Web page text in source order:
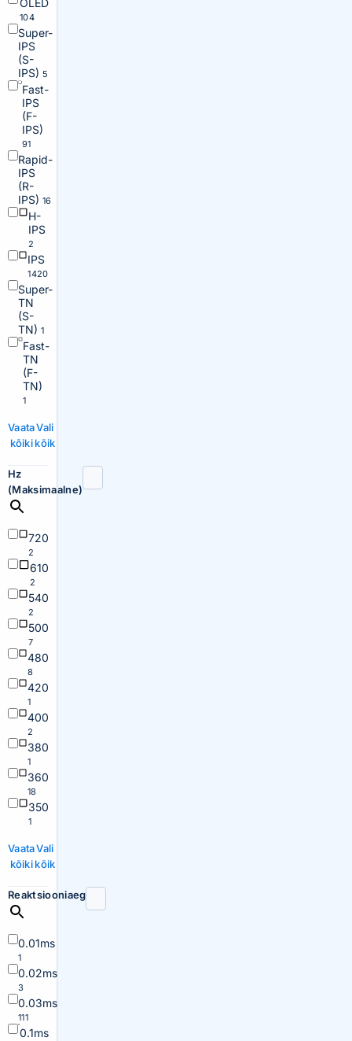
OLED
104
Super-
IPS
(S-
IPS) 5
Fast-
IPS
(F-
IPS)
91
Rapid-
IPS
(R-
IPS) 16
H-
IPS
2
IPS
1420
Super-
TN
(S-
TN) 1
Fast-
TN
(F-
TN)
1
Vaata
kõiki
Vali
kõik
Hz
(Maksimaalne)
720
2
610
2
540
2
500
7
480
8
420
1
400
2
380
1
360
18
350
1
Vaata
kõiki
Vali
kõik
Reaktsiooniaeg
0.01ms
1
0.02ms
3
0.03ms
111
0.1ms